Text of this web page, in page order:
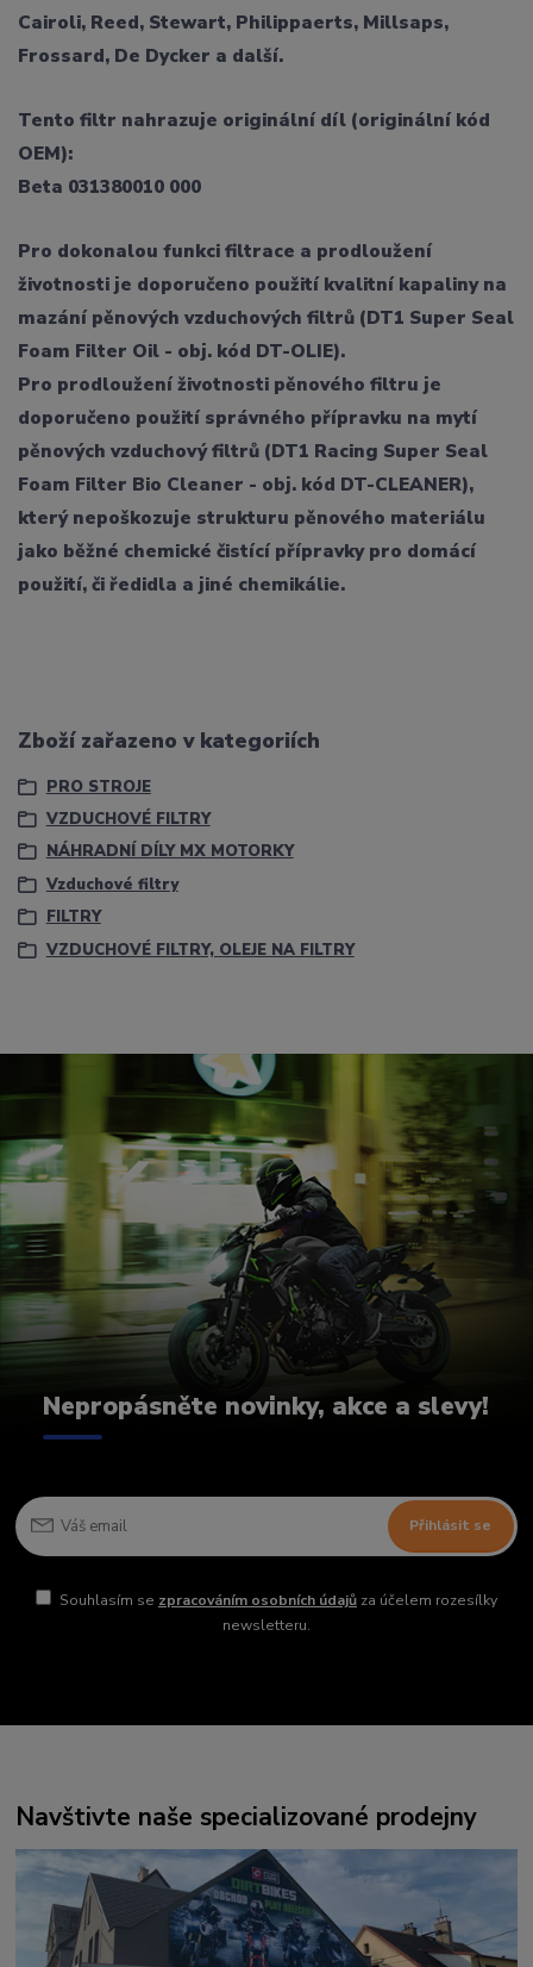
Cairoli, Reed, Stewart, Philippaerts, Millsaps,
Frossard, De Dycker a další.
Tento filtr nahrazuje originální díl (originální kód
OEM):
Beta 031380010 000
Pro dokonalou funkci filtrace a prodloužení
životnosti je doporučeno použití kvalitní kapaliny na
mazání pěnových vzduchových filtrů (DT1 Super Seal
Foam Filter Oil - obj. kód DT-OLIE).
Pro prodloužení životnosti pěnového filtru je
doporučeno použití správného přípravku na mytí
pěnových vzduchový filtrů (DT1 Racing Super Seal
Foam Filter Bio Cleaner - obj. kód DT-CLEANER),
který nepoškozuje strukturu pěnového materiálu
jako běžné chemické čistící přípravky pro domácí
použití, či ředidla a jiné chemikálie.
Zboží zařazeno v kategoriích
PRO STROJE
VZDUCHOVÉ FILTRY
NÁHRADNÍ DÍLY MX MOTORKY
Vzduchové filtry
FILTRY
VZDUCHOVÉ FILTRY, OLEJE NA FILTRY
Nepropásněte novinky, akce a slevy!
Přihlásit se
Souhlasím se zpracováním osobních údajůza účelem rozesílky
newsletteru.
Navštivte naše specializované prodejny